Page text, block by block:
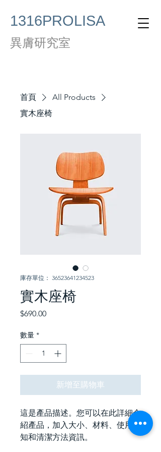
1316PROLISA
異膚研究室
首頁
All Products
實木座椅
庫存單位： 36523641234523
實木座椅
$690.00價
數量 *
新增至購物車
這是產品描述。您可以在此詳細介
紹產品，加入大小、材料、使用須
知和清潔方法資訊。